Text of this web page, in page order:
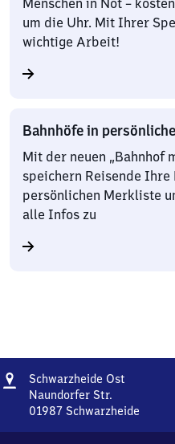
Menschen in Not –
um die Uhr. Mit Ihrer
wichtige Arbeit!
Bahnhöfe in
Mit der neuen „Bahnhof
speichern Reisende
persönlichen Merkliste
alle Infos zu
Adresse
Schwarzheide Ost
Naundorfer Str.
01987 Schwarzheide